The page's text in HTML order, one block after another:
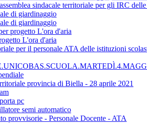
sindacale territoriale per gli IRC
di giardinaggio
di giardinaggio
progetto L'ora d'aria
L'ora d'aria
per il personale ATA delle istituzioni
provincia di Biella - 28 aprile 2021
pc
semi automatico
provvisorie - Personale Docente - ATA